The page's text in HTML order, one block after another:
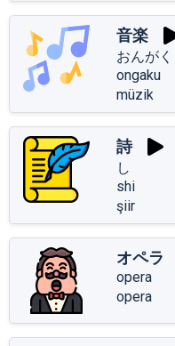
音楽
おんがく
ongaku
müzik
詩
し
shi
şiir
オペラ
opera
opera